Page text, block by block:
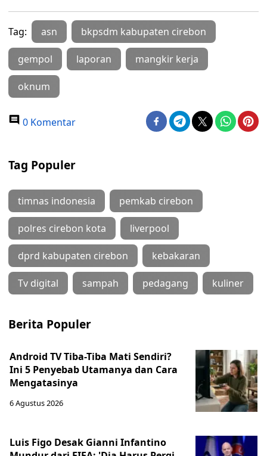
Tag: asn bkpsdm kabupaten cirebon
gempol laporan mangkir kerja
oknum
0 Komentar
Tag Populer
timnas indonesia pemkab cirebon
polres cirebon kota liverpool
dprd kabupaten cirebon kebakaran
Tv digital sampah pedagang kuliner
Berita Populer
Android TV Tiba-Tiba Mati Sendiri?
Ini 5 Penyebab Utamanya dan Cara
Mengatasinya
6 Agustus 2026
Luis Figo Desak Gianni Infantino